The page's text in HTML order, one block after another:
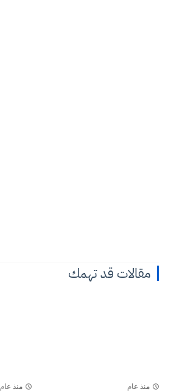
مقالات قد تهمك
منذ عام منذ عام